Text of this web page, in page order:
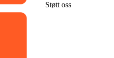
Støtt oss